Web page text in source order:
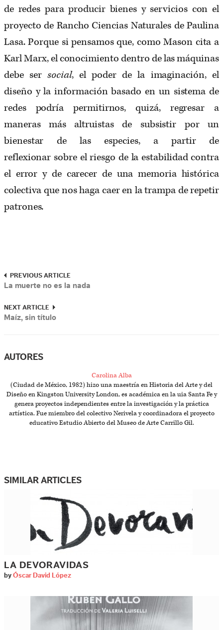
de redes para producir bienes y servicios con el
proyecto de Rancho Ciencias Naturales de Paulina
Lasa. Porque si pensamos que, como Mason cita a
Karl Marx, el conocimiento dentro de las máquinas
debe sersocial, el poder de la imaginación, el
diseño y la información basado en un sistema de
redes podría permitirnos, quizá, regresar a
maneras más altruistas de subsistir por un
bienestar de las especies, a partir de
reflexionar sobre el riesgo de la estabilidad contra
el error y de carecer de una memoria histórica
colectiva que nos haga caer en la trampa de repetir
patrones.
PREVIOUS ARTICLE
La muerte no es la nada
NEXT ARTICLE
Maíz, sin título
AUTORES
Carolina Alba
(Ciudad de México, 1982) hizo una maestría en Historia del Arte y del
Diseño en Kingston University London, es académica en la uia Santa Fe y
genera proyectos independientes entre la investigación y la práctica
artística. Fue miembro del colectivo Nerivela y coordinadora el proyecto
educativo Estudio Abierto del Museo de Arte Carrillo Gil.
SIMILAR ARTICLES
LA DEVORAVIDAS
by Óscar David López